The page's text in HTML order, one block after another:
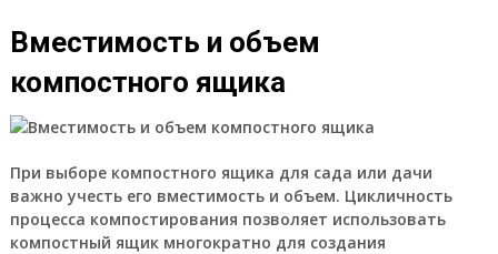
Вместимость и объем
компостного ящика
При выборе компостного ящика для сада или дачи
важно учесть его вместимость и объем. Цикличность
процесса компостирования позволяет использовать
компостный ящик многократно для создания